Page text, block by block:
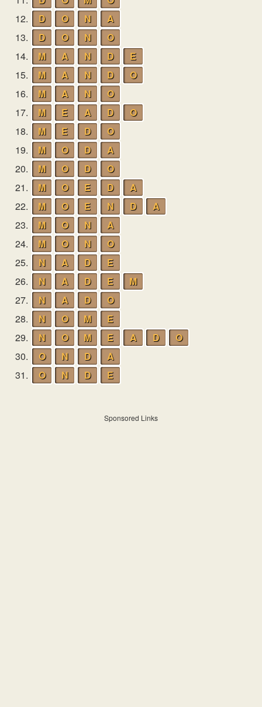
12.
D O N
A
13.
D O N
O
14.
M A N D
E
15.
M A N D
O
16.
M A N
O
17.
M E A D
O
18.
M E D
O
19.
M O D
A
20.
M O D
O
21.
M O E D
A
22.
M O E N D
A
23.
M O N
A
24.
M O N
O
25.
N A D
E
26.
N A D E
M
27.
N A D
O
28.
N O M
E
29.
N O M E A D
O
30.
O N D
A
31.
O N D E
Sponsored Links